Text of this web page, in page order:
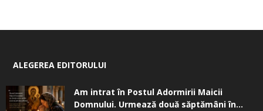
ALEGEREA EDITORULUI
Am intrat în Postul Adormirii Maicii
Domnului. Urmează două săptămâni în...